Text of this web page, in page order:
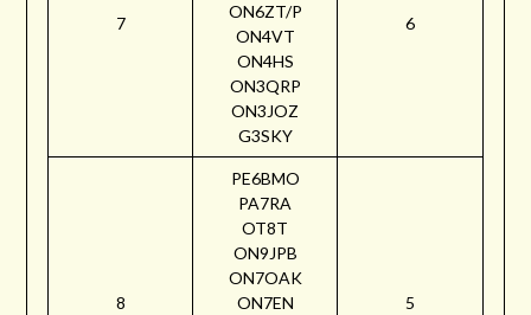
7
ON6ZT/P
ON4VT
ON4HS
ON3QRP
ON3JOZ
G3SKY
6
8
PE6BMO
PA7RA
OT8T
ON9JPB
ON7OAK
ON7EN
5